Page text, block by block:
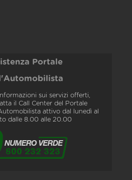
Portale
sui servizi offerti,
il Call Center del Portale
attivo dal lunedì al
dalle 8.00 alle 20.00